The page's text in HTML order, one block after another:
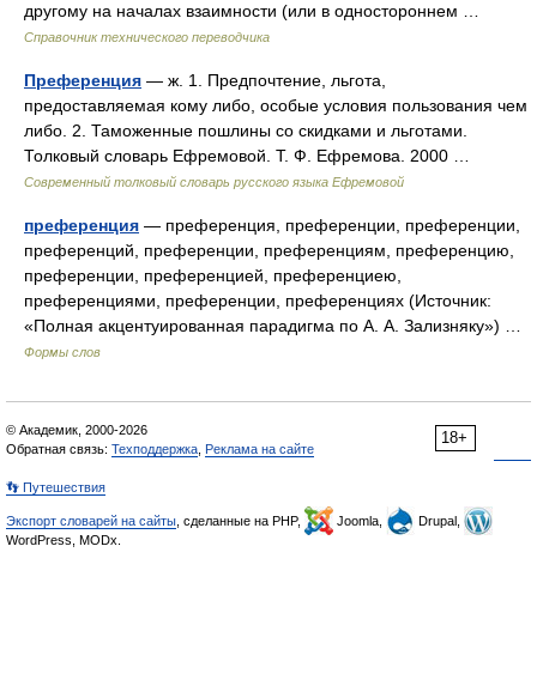
другому на началах взаимности (или в одностороннем …
Справочник технического переводчика
Преференция — ж. 1. Предпочтение, льгота,
предоставляемая кому либо, особые условия пользования чем
либо. 2. Таможенные пошлины со скидками и льготами.
Толковый словарь Ефремовой. Т. Ф. Ефремова. 2000 …
Современный толковый словарь русского языка Ефремовой
преференция — преференция, преференции, преференции,
преференций, преференции, преференциям, преференцию,
преференции, преференцией, преференциею,
преференциями, преференции, преференциях (Источник:
«Полная акцентуированная парадигма по А. А. Зализняку») …
Формы слов
18+
© Академик, 2000-2026
Обратная связь: Техподдержка Реклама на сайте
👣 Путешествия
Экспорт словарей на сайты , сделанные на PHP, Joomla,
Drupal,
WordPress, MODx.